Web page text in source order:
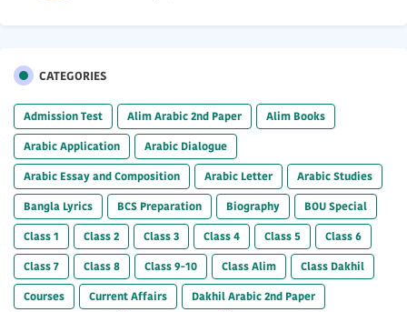
CATEGORIES
Admission Test Alim Arabic 2nd Paper
Alim Books
Arabic Application
Arabic Dialogue
Arabic Essay and Composition
Arabic Letter
Arabic Studies
Bangla Lyrics
BCS Preparation Biography
BOU Special
Class 1
Class 2 Class 3 Class 4 Class 5
Class 6
Class 7
Class 8 Class 9-10 Class Alim
Class Dakhil
Courses
Current Affairs
Dakhil Arabic 2nd Paper